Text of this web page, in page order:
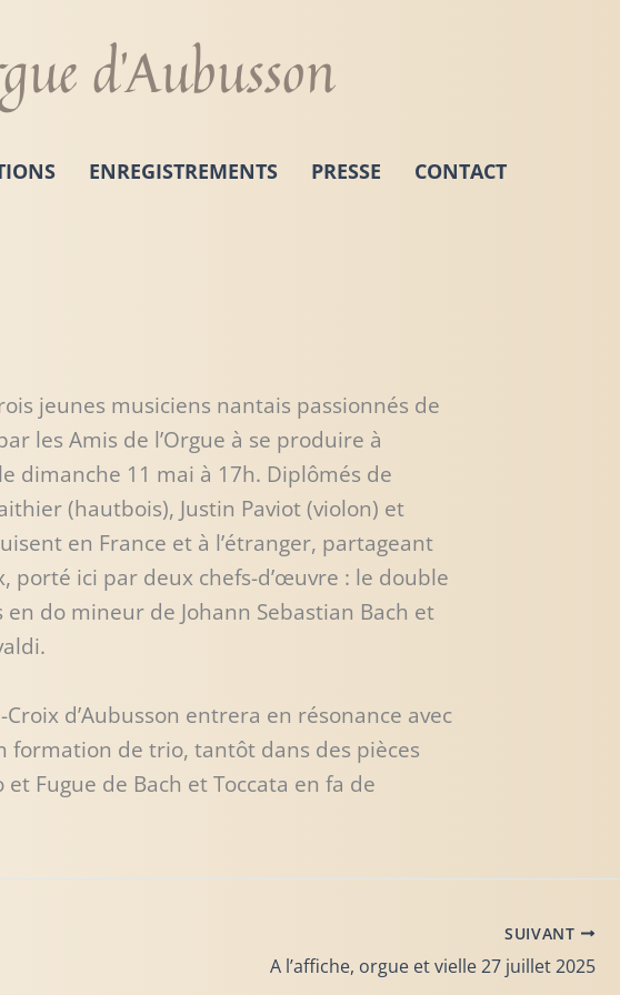
d'Aubusson
ENREGISTREMENTS PRESSE CONTACT
jeunes musiciens nantais passionnés de
les Amis de l’Orgue à se produire à
dimanche 11 mai à 17h. Diplômés de
(hautbois), Justin Paviot (violon) et
en France et à l’étranger, partageant
ici par deux chefs-d’œuvre : le double
do mineur de Johann Sebastian Bach et
d’Aubusson entrera en résonance avec
formation de trio, tantôt dans des pièces
Fugue de Bach et Toccata en fa de
SUIVANT
A l’affiche, orgue et vielle 27 juillet 2025